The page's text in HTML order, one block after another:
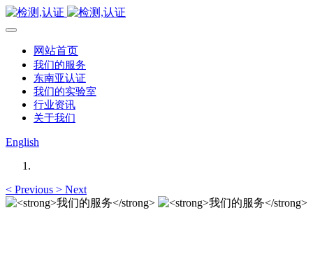
网站首页
我们的服务
东南亚认证
我们的实验室
行业资讯
关于我们
English
< Previous > Next